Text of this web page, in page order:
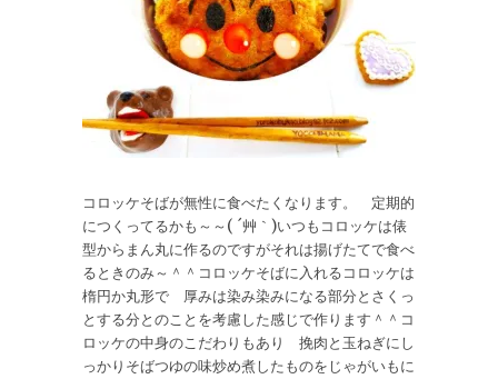
コロッケそばが無性に食べたくなります。 定期的
につくってるかも～～( ´艸｀)いつもコロッケは俵
型からまん丸に作るのですがそれは揚げたてで食べ
るときのみ～＾＾コロッケそばに入れるコロッケは
楕円か丸形で 厚みは染み染みになる部分とさくっ
とする分とのことを考慮した感じで作ります＾＾コ
ロッケの中身のこだわりもあり 挽肉と玉ねぎにし
っかりそばつゆの味炒め煮したものをじゃがいもに